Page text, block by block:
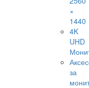
×
1440
4K
UHD
за